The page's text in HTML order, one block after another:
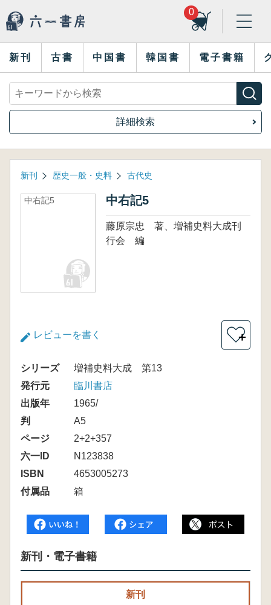
0
新刊 古書 中国書 韓国書 電子書籍
詳細検索
新刊 歴史一般・史料 古代史
中右記5 中右記5
藤原宗忠 著、増補史料大成刊
行会 編
レビューを書く ＋
シリーズ
増補史料大成 第13
発行元
臨川書店
出版年
1965/
判
A5
ページ
2+2+357
六一ID
N123838
ISBN
4653005273
付属品
箱
新刊・電子書籍
新刊